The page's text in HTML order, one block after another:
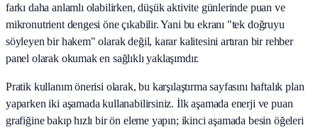
farkı daha anlamlı olabilirken, düşük aktivite günlerinde puan ve
mikronutrient dengesi öne çıkabilir. Yani bu ekranı "tek doğruyu
söyleyen bir hakem" olarak değil, karar kalitesini artıran bir rehber
panel olarak okumak en sağlıklı yaklaşımdır.
Pratik kullanım önerisi olarak, bu karşılaştırma sayfasını haftalık plan
yaparken iki aşamada kullanabilirsiniz. İlk aşamada enerji ve puan
grafiğine bakıp hızlı bir ön eleme yapın; ikinci aşamada besin öğeleri